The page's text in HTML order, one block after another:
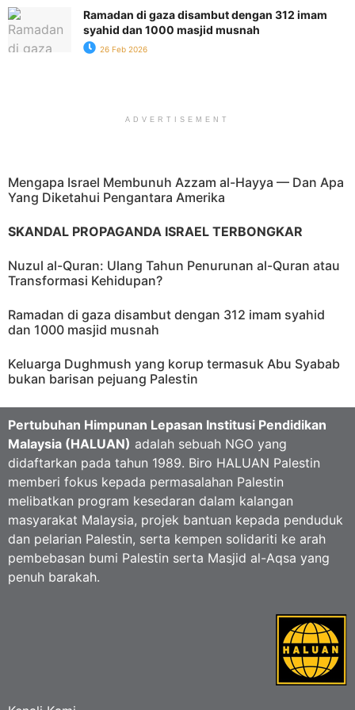
Ramadan di gaza disambut dengan 312 imam
syahid dan 1000 masjid musnah
26 Feb 2026
ADVERTISEMENT
Mengapa Israel Membunuh Azzam al-Hayya — Dan Apa
Yang Diketahui Pengantara Amerika
SKANDAL PROPAGANDA ISRAEL TERBONGKAR
Nuzul al-Quran: Ulang Tahun Penurunan al-Quran atau
Transformasi Kehidupan?
Ramadan di gaza disambut dengan 312 imam syahid
dan 1000 masjid musnah
Keluarga Dughmush yang korup termasuk Abu Syabab
bukan barisan pejuang Palestin
Pertubuhan Himpunan Lepasan Institusi Pendidikan
Malaysia (HALUAN) adalah sebuah NGO yang
didaftarkan pada tahun 1989. Biro HALUAN Palestin
memberi fokus kepada permasalahan Palestin
melibatkan program kesedaran dalam kalangan
masyarakat Malaysia, projek bantuan kepada penduduk
dan pelarian Palestin, serta kempen solidariti ke arah
pembebasan bumi Palestin serta Masjid al-Aqsa yang
penuh barakah.